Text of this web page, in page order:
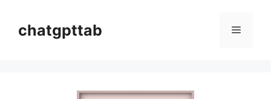
chatgpttab 메